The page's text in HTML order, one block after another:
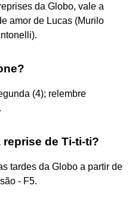
da Globo, vale a
amor de Lucas (Murilo
(4); relembre
de Ti-ti-ti?
tardes da Globo a partir de
- F5.